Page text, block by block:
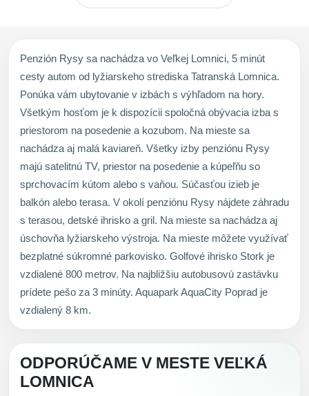
Penzión Rysy sa nachádza vo Veľkej Lomnici, 5 minút
cesty autom od lyžiarskeho strediska Tatranská Lomnica.
Ponúka vám ubytovanie v izbách s výhľadom na hory.
Všetkým hosťom je k dispozícii spoločná obývacia izba s
priestorom na posedenie a kozubom. Na mieste sa
nachádza aj malá kaviareň. Všetky izby penziónu Rysy
majú satelitnú TV, priestor na posedenie a kúpeľňu so
sprchovacím kútom alebo s vaňou. Súčasťou izieb je
balkón alebo terasa. V okolí penziónu Rysy nájdete záhradu
s terasou, detské ihrisko a gril. Na mieste sa nachádza aj
úschovňa lyžiarskeho výstroja. Na mieste môžete využívať
bezplatné súkromné ​​parkovisko. Golfové ihrisko Stork je
vzdialené 800 metrov. Na najbližšiu autobusovú zastávku
prídete pešo za 3 minúty. Aquapark AquaCity Poprad je
vzdialený 8 km.
ODPORÚČAME V MESTE VEĽKÁ
LOMNICA